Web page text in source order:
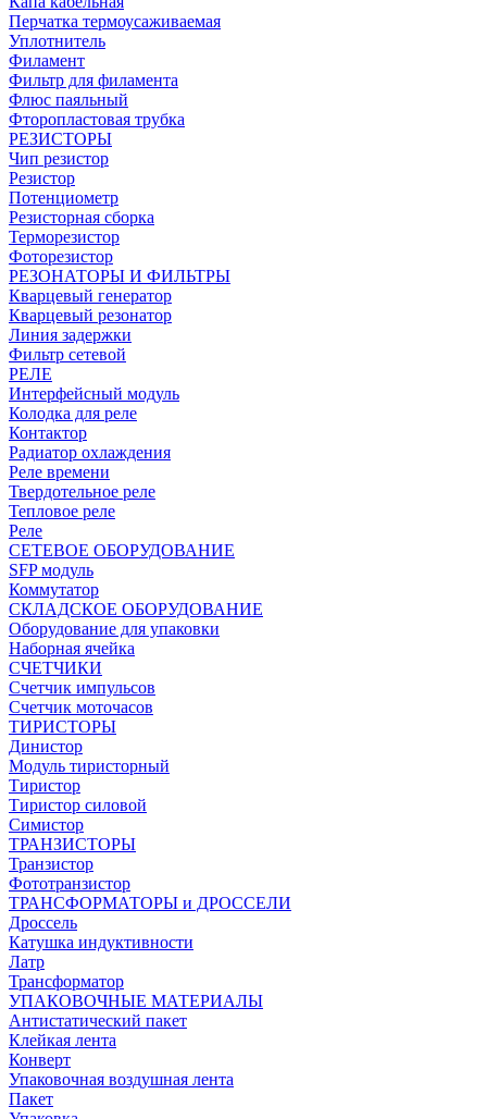
Перчатка термоусаживаемая
Уплотнитель
Филамент
Фильтр для филамента
Флюс паяльный
Фторопластовая трубка
РЕЗИСТОРЫ
Чип резистор
Резистор
Потенциометр
Резисторная сборка
Терморезистор
Фоторезистор
РЕЗОНАТОРЫ И ФИЛЬТРЫ
Кварцевый генератор
Кварцевый резонатор
Линия задержки
Фильтр сетевой
РЕЛЕ
Интерфейсный модуль
Колодка для реле
Контактор
Радиатор охлаждения
Реле времени
Твердотельное реле
Тепловое реле
Реле
СЕТЕВОЕ ОБОРУДОВАНИЕ
SFP модуль
Коммутатор
СКЛАДСКОЕ ОБОРУДОВАНИЕ
Оборудование для упаковки
Наборная ячейка
СЧЕТЧИКИ
Счетчик импульсов
Счетчик моточасов
ТИРИСТОРЫ
Динистор
Модуль тиристорный
Тиристор
Тиристор силовой
Симистор
ТРАНЗИСТОРЫ
Транзистор
Фототранзистор
ТРАНСФОРМАТОРЫ и ДРОССЕЛИ
Дроссель
Катушка индуктивности
Латр
Трансформатор
УПАКОВОЧНЫЕ МАТЕРИАЛЫ
Антистатический пакет
Клейкая лента
Конверт
Упаковочная воздушная лента
Пакет